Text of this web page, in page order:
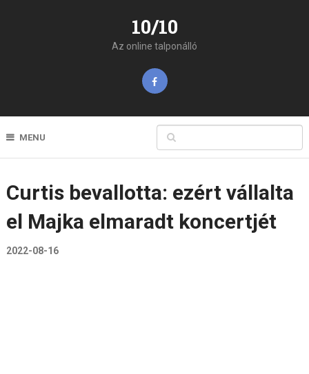
10/10
Az online talponálló
MENU
Curtis bevallotta: ezért vállalta
el Majka elmaradt koncertjét
2022-08-16